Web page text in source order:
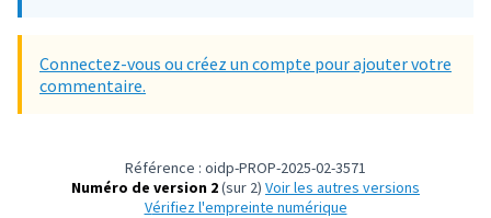
Connectez-vous ou créez un compte pour ajouter votre
commentaire.
Référence : oidp-PROP-2025-02-3571
Numéro de version 2(sur 2)
voir les autres versions
Vérifiez l'empreinte numérique